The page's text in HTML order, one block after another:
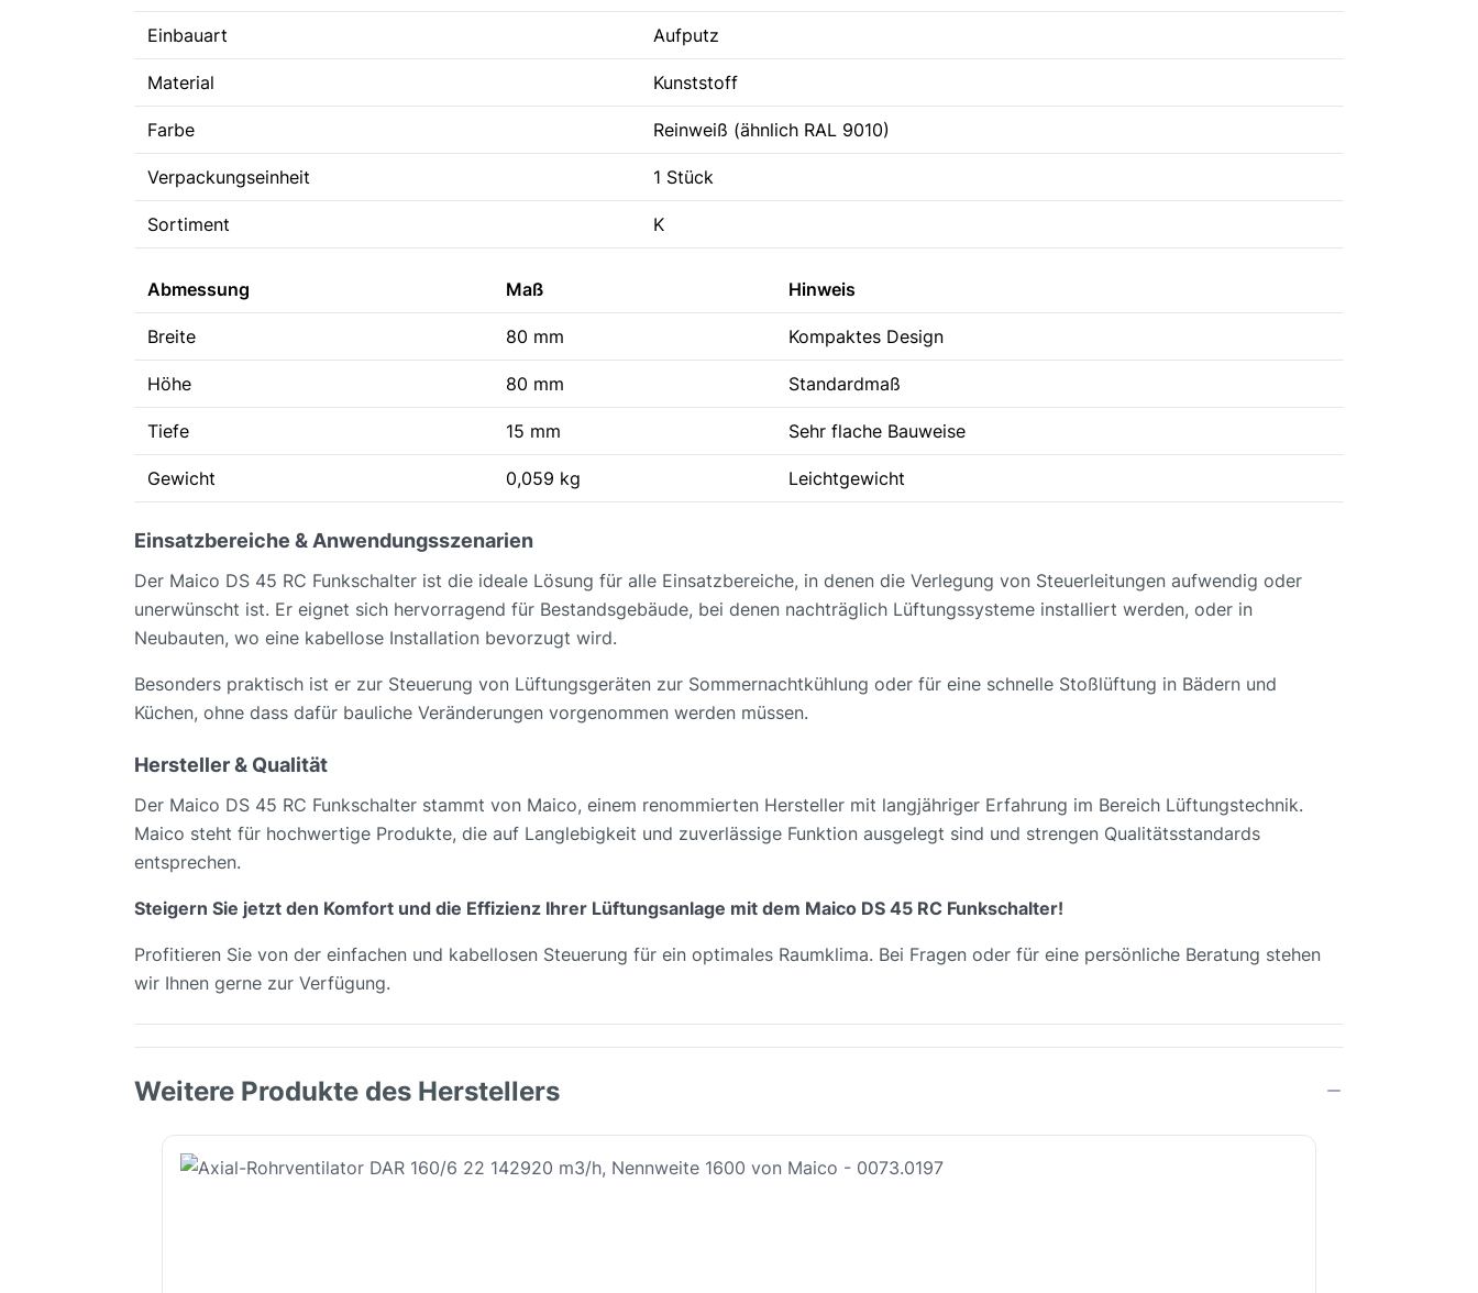
Einbauart Aufputz
Material Kunststoff
Farbe Reinweiß (ähnlich RAL 9010)
Verpackungseinheit 1 Stück
Sortiment K
Abmessung Maß Hinweis
Breite 80 mm Kompaktes Design
Höhe 80 mm Standardmaß
Tiefe 15 mm Sehr flache Bauweise
Gewicht 0,059 kg Leichtgewicht
Einsatzbereiche & Anwendungsszenarien
Der Maico DS 45 RC Funkschalter ist die ideale Lösung für alle Einsatzbereiche, in denen die Verlegung von Steuerleitungen aufwendig oder
unerwünscht ist. Er eignet sich hervorragend für Bestandsgebäude, bei denen nachträglich Lüftungssysteme installiert werden, oder in
Neubauten, wo eine kabellose Installation bevorzugt wird.
Besonders praktisch ist er zur Steuerung von Lüftungsgeräten zur Sommernachtkühlung oder für eine schnelle Stoßlüftung in Bädern und
Küchen, ohne dass dafür bauliche Veränderungen vorgenommen werden müssen.
Hersteller & Qualität
Der Maico DS 45 RC Funkschalter stammt von Maico, einem renommierten Hersteller mit langjähriger Erfahrung im Bereich Lüftungstechnik.
Maico steht für hochwertige Produkte, die auf Langlebigkeit und zuverlässige Funktion ausgelegt sind und strengen Qualitätsstandards
entsprechen.
Steigern Sie jetzt den Komfort und die Effizienz Ihrer Lüftungsanlage mit dem Maico DS 45 RC Funkschalter!
Profitieren Sie von der einfachen und kabellosen Steuerung für ein optimales Raumklima. Bei Fragen oder für eine persönliche Beratung stehen
wir Ihnen gerne zur Verfügung.
Weitere Produkte des Herstellers
Produktgalerie überspringen